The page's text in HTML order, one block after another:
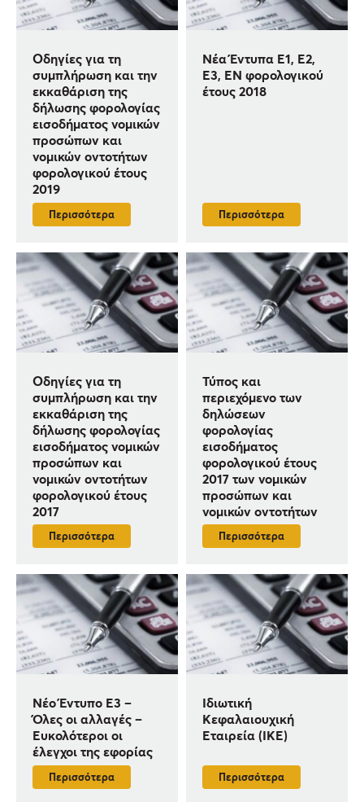
Οδηγίες για τη
συμπλήρωση και την
εκκαθάριση της
δήλωσης φορολογίας
εισοδήματος νομικών
προσώπων και
νομικών οντοτήτων
φορολογικού έτους
2019
Περισσότερα
Νέα Έντυπα Ε1, Ε2,
Ε3, ΕΝ φορολογικού
έτους 2018
Περισσότερα
Οδηγίες για τη
συμπλήρωση και την
εκκαθάριση της
δήλωσης φορολογίας
εισοδήματος νομικών
προσώπων και
νομικών οντοτήτων
φορολογικού έτους
2017
Περισσότερα
Τύπος και
περιεχόμενο των
δηλώσεων
φορολογίας
εισοδήματος
φορολογικού έτους
2017 των νομικών
προσώπων και
νομικών οντοτήτων
Περισσότερα
Νέο Έντυπο Ε3 –
Όλες οι αλλαγές –
Ευκολότεροι οι
έλεγχοι της εφορίας
Περισσότερα
Ιδιωτική
Κεφαλαιουχική
Εταιρεία (ΙΚΕ)
Περισσότερα